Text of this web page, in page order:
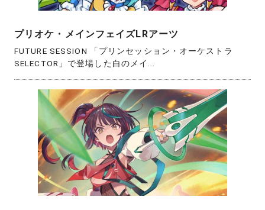
プリオケ・メインフェイズLRアーツ
FUTURE SESSION 「プリンセッション・オーケストラ
SELECTOR」で登場した白のメイ...